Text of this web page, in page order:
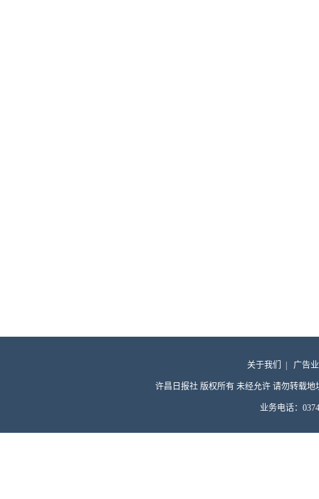
关于我们 广告
许昌日报社 版权所有 未经允许 请勿转载地
业务电话：